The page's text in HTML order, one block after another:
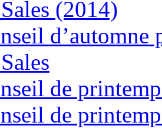
(2014)
d’automne
de
de